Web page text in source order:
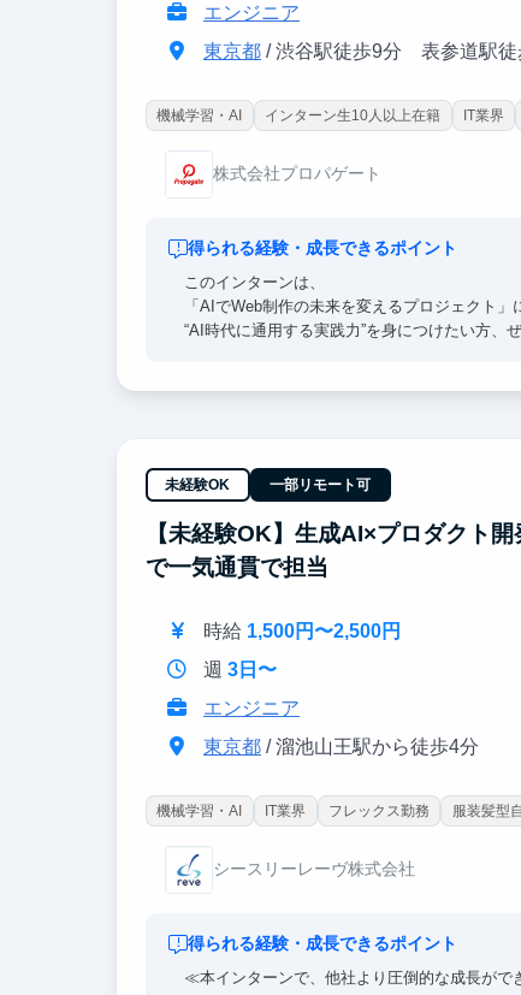
エンジニア
東京都/ 渋谷駅徒歩9分 表参道駅徒
機械学習・AI インターン生10人以上在籍 IT業界
株式会社プロパゲート
得られる経験・成長できるポイント
このインターンは、
「AIでWeb制作の未来を変えるプロジェクト
“AI時代に通用する実践力”を身につけたい方、
未経験OK 一部リモート可
【未経験OK】生成AI×プロダクト
で一気通貫で担当
時給 1,500円〜2,500円
週 3日〜
エンジニア
東京都/ 溜池山王駅から徒歩4分
機械学習・AI IT業界 フレックス勤務 服装髪型
シースリーレーヴ株式会社
得られる経験・成長できるポイント
≪本インターンで、他社より圧倒的な成長がで